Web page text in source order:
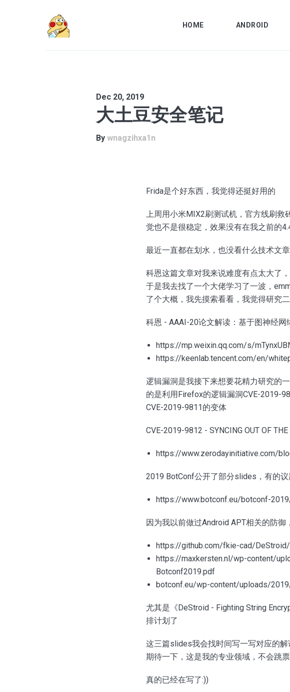
HOME ANDROID
Dec 20, 2019
大土豆安全笔记
By wnagzihxa1n
Frida是个好东西，我觉得还挺好用的
上周用小米MIX2刷测试机，官方线刷救
觉也不是很稳定，效果没有在我之前的
最近一直都在划水，也没看什么技术文
科恩这篇文章对我来说难度有点太大了
于是我去找了一个大佬学习了一波，
了个大概，我先摸索看看，我觉得研究
科恩 - AAAI-20论文解读：基于图神经网
https://mp.weixin.qq.com/s/
https://keenlab.tencent.com/en/
逻辑漏洞是我接下来想要花精力研究的
的是利用Firefox的逻辑漏洞CVE-2019-
CVE-2019-9811的变体
CVE-2019-9812 - SYNCING OUT OF
https://www.zerodayinitiative.com/
2019 BotConf公开了部分slides，有的
https://www.botconf.eu/botconf-
因为我以前做过Android APT相关的防
https://github.com/fkie-cad/
https://maxkersten.nl/wp-content/
Botconf2019.pdf
botconf.eu/wp-content/uploads/
尤其是《DeStroid - Fighting String
排计划了
这三篇slides我会找时间写一写对应的
期待一下，这是我的专业领域，不会跳票
真的已经在写了:))